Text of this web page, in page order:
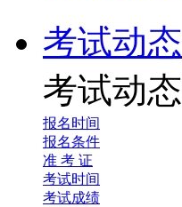
考试动态
考试动态
报名时间
报名条件
准 考 证
考试时间
考试成绩